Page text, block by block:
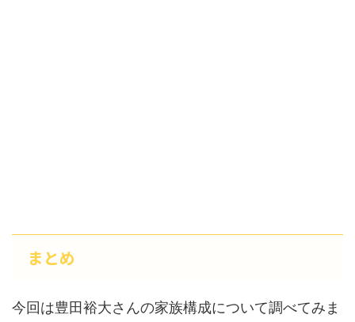
まとめ
今回は豊田裕大さんの家族構成について調べてみま